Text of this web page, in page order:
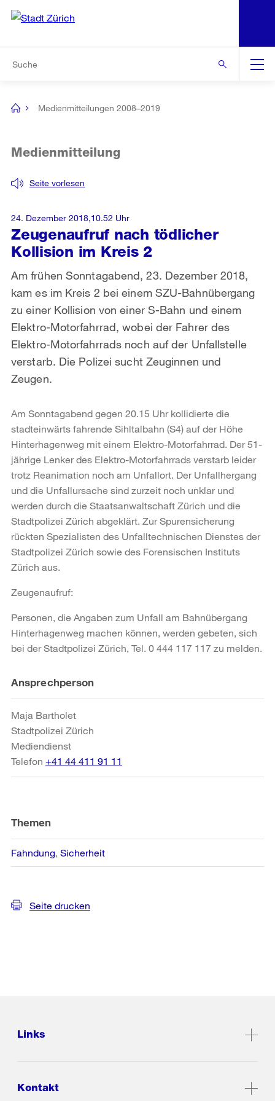
Navigation
[no
Medienmitteilungen 2008–2019
Zeugenaufruf nach tödlicher
Kollision im Kreis 2
Seite vorlesen
Medienmitteilung
Am frühen Sonntagabend, 23. Dezember 2018,
kam es im Kreis 2 bei einem SZU-Bahnübergang
zu einer Kollision von einer S-Bahn und einem
Elektro-Motorfahrrad, wobei der Fahrer des
Elektro-Motorfahrrads noch auf der Unfallstelle
verstarb. Die Polizei sucht Zeuginnen und
Zeugen.
24. Dezember 2018,10.52 Uhr
Am Sonntagabend gegen 20.15 Uhr kollidierte die
stadteinwärts fahrende Sihltalbahn (S4) auf der Höhe
Hinterhagenweg mit einem Elektro-Motorfahrrad. Der 51-
jährige Lenker des Elektro-Motorfahrrads verstarb leider
trotz Reanimation noch am Unfallort. Der Unfallhergang
und die Unfallursache sind zurzeit noch unklar und
werden durch die Staatsanwaltschaft Zürich und die
Stadtpolizei Zürich abgeklärt. Zur Spurensicherung
rückten Spezialisten des Unfalltechnischen Dienstes der
Stadtpolizei Zürich sowie des Forensischen Instituts
Zürich aus.
Zeugenaufruf:
Personen, die Angaben zum Unfall am Bahnübergang
Hinterhagenweg machen können, werden gebeten, sich
bei der Stadtpolizei Zürich, Tel. 0 444 117 117 zu melden.
Weitere
Informationen
Ansprechperson
Maja Bartholet
Stadtpolizei Zürich
Mediendienst
Telefon +41 44 411 91 11
Themen
Fahndung Sicherheit
Seite drucken
Links
Kontakt